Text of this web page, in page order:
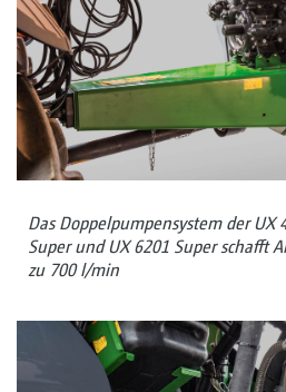
Das Doppelpumpensystem der UX
Super und UX 6201 Super schafft
zu 700 l/min